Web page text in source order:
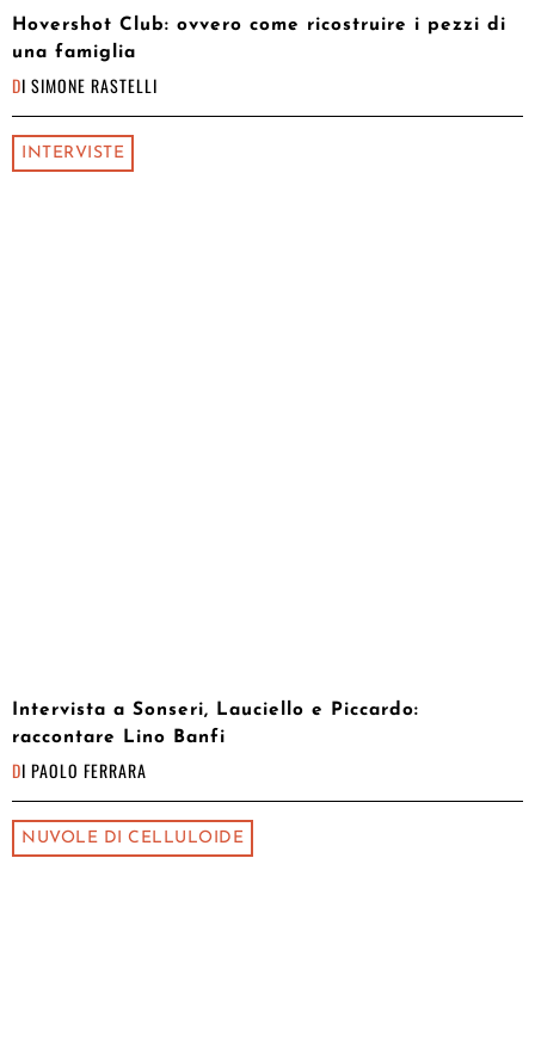
Hovershot Club: ovvero come ricostruire i pezzi di
una famiglia
DI SIMONE RASTELLI
INTERVISTE
Intervista a Sonseri, Lauciello e Piccardo:
raccontare Lino Banfi
DI PAOLO FERRARA
NUVOLE DI CELLULOIDE